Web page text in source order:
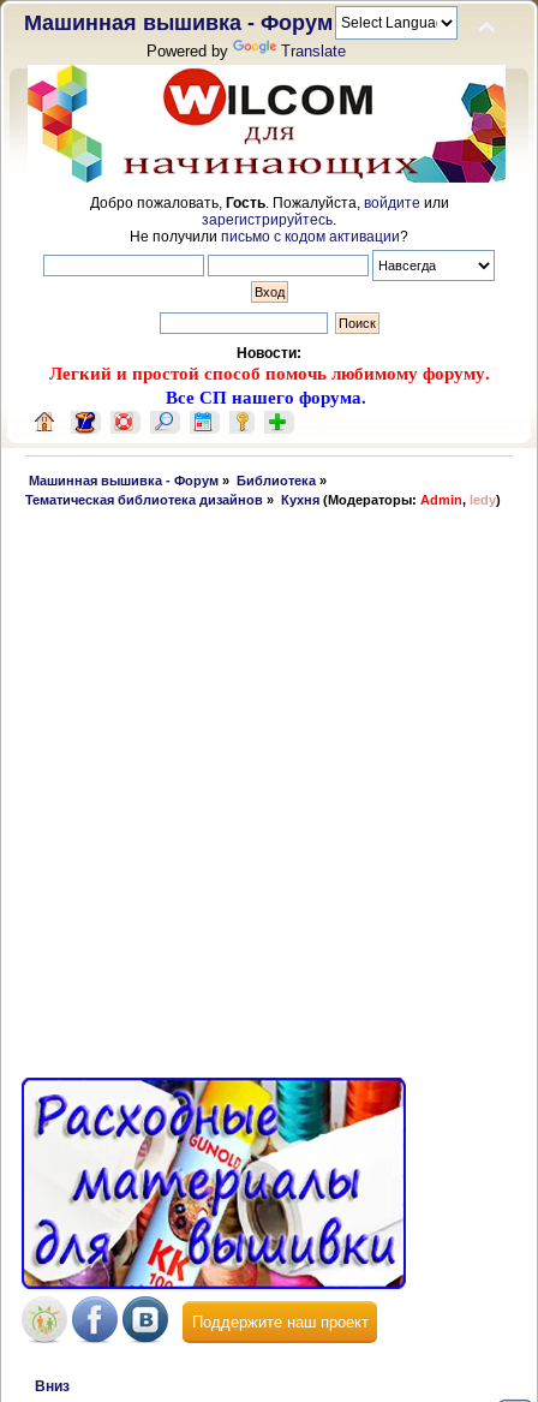
Машинная вышивка - Форум
Powered by Translate
Добро пожаловать, Гость. Пожалуйста, войдите или
зарегистрируйтесь
Не получили письмо с кодом активации?
Новости:
Легкий и простой способ помочь любимому форуму.
Все СП нашего форума.
Машинная вышивка - Форум » Библиотека»
Тематическая библиотека дизайнов » Кухня(Модераторы: Admin, ledy)
Поддержите наш проект
Вниз